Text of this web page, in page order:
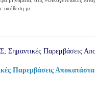
υπόθεση με…
Παρεμβάσεις